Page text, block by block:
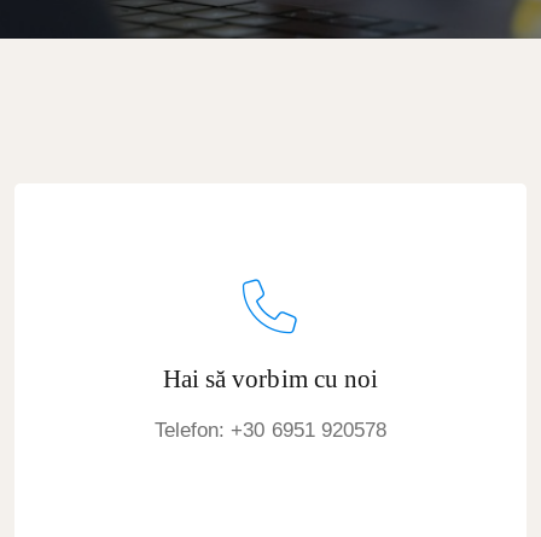
Hai să vorbim cu noi
Telefon: +30 6951 920578
Telefon: +30 6951 920578